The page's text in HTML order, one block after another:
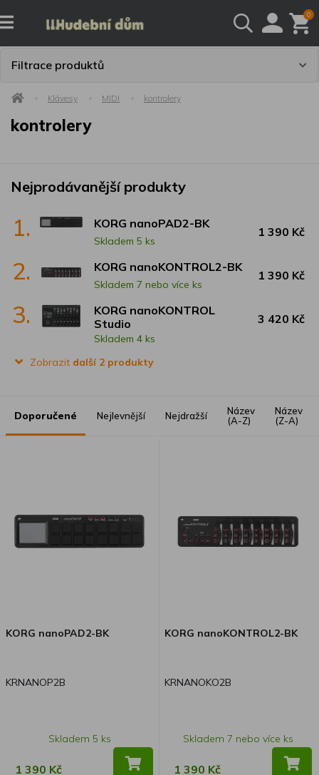
0
Filtrace produktů
Klávesy MIDI kontrolery
kontrolery
Nejprodávanější produkty
1. KORG nanoPAD2-BK
Skladem 5 ks
1 390 Kč
2. KORG nanoKONTROL2-BK
Skladem 7 nebo více ks
1 390 Kč
3.
KORG nanoKONTROL
Studio
Skladem 4 ks
3 420 Kč
Zobrazit další 2 produkty
Doporučené Nejlevnější Nejdražší
Název
(A-Z)
Název
(Z-A)
KORG nanoPAD2-BK
KRNANOP2B
Skladem 5 ks
1 390 Kč
KORG nanoKONTROL2-BK
KRNANOKO2B
Skladem 7 nebo více ks
1 390 Kč